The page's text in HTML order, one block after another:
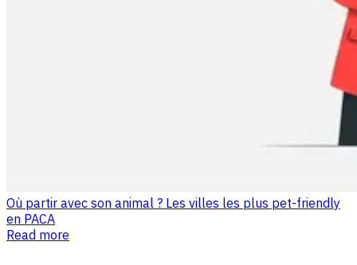
Où partir avec son animal ? Les villes les plus pet-friendly
en PACA
Read more